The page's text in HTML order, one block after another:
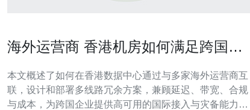
海外运营商 香港机房如何满足跨国企
本文概述了如何在香港数据中心通过与多家海外运营商互
联，设计和部署多线路冗余方案，兼顾延迟、带宽、合规
与成本，为跨国企业提供高可用的国际接入与灾备能力。